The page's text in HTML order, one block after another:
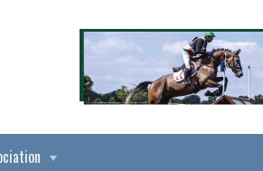
le 23 Janvier 2027 !